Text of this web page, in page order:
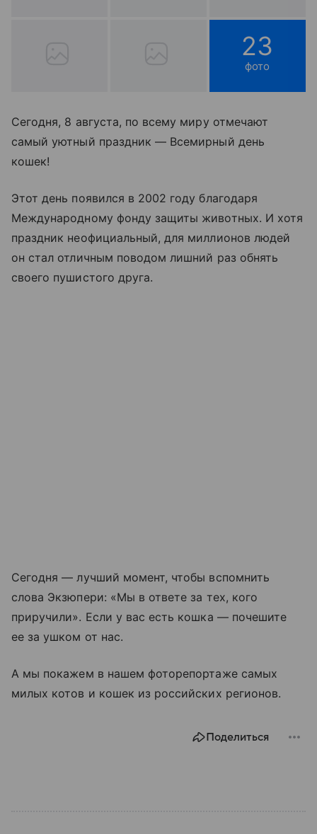
23
фото
Сегодня, 8 августа, по всему миру отмечают
самый уютный праздник — Всемирный день
кошек!
Этот день появился в 2002 году благодаря
Международному фонду защиты животных. И хотя
праздник неофициальный, для миллионов людей
он стал отличным поводом лишний раз обнять
своего пушистого друга.
Сегодня — лучший момент, чтобы вспомнить
слова Экзюпери: «Мы в ответе за тех, кого
приручили». Если у вас есть кошка — почешите
ee за ушком от нас.
А мы покажем в нашем фоторепортаже самых
милых котов и кошек из российских регионов.
Поделиться